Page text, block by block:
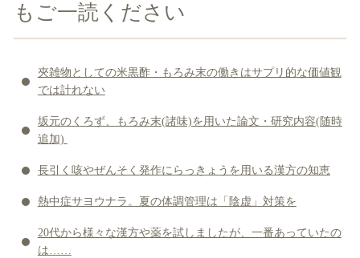
もご一読ください
夾雑物としての米黒酢・もろみ末の働きはサプリ的な価値観
では計れない
坂元のくろず、もろみ末(諸味)を用いた論文・研究内容(随時
追加)
長引く咳やぜんそく発作にらっきょうを用いる漢方の知恵
熱中症サヨウナラ。夏の体調管理は「陰虚」対策を
20代から様々な漢方や薬を試しましたが、一番あっていたの
は……